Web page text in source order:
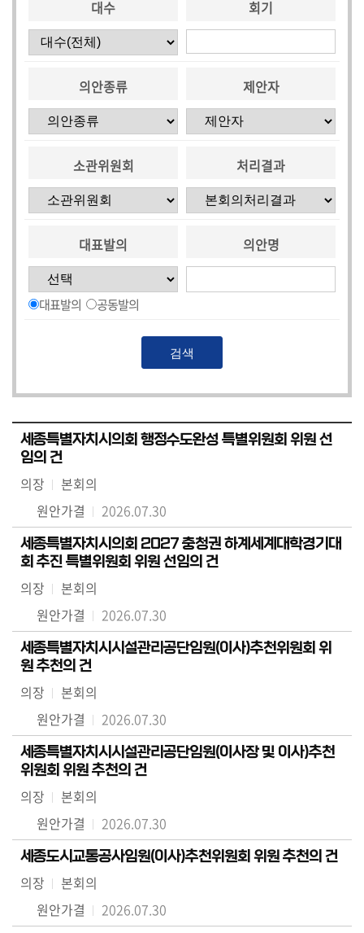
대수 회기
의안종류 제안자
소관위원회 처리결과
대표발의
대표발의 공동발의
의안명
세종특별자치시의회 행정수도완성 특별위원회 위원 선
임의 건
의장
본회의
원안가결
2026.07.30
세종특별자치시의회 2027 충청권 하계세계대학경기대
회 추진 특별위원회 위원 선임의 건
의장
본회의
원안가결
2026.07.30
세종특별자치시시설관리공단임원(이사)추천위원회 위
원 추천의 건
의장
본회의
원안가결
2026.07.30
세종특별자치시시설관리공단임원(이사장 및 이사)추천
위원회 위원 추천의 건
의장
본회의
원안가결
2026.07.30
세종도시교통공사임원(이사)추천위원회 위원 추천의 건
의장
본회의
원안가결
2026.07.30